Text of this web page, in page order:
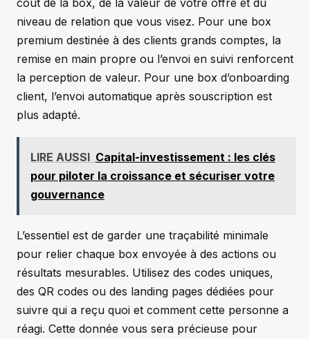
coût de la box, de la valeur de votre offre et du
niveau de relation que vous visez. Pour une box
premium destinée à des clients grands comptes, la
remise en main propre ou l’envoi en suivi renforcent
la perception de valeur. Pour une box d’onboarding
client, l’envoi automatique après souscription est
plus adapté.
LIRE AUSSI Capital-investissement : les clés
pour piloter la croissance et sécuriser votre
gouvernance
L’essentiel est de garder une traçabilité minimale
pour relier chaque box envoyée à des actions ou
résultats mesurables. Utilisez des codes uniques,
des QR codes ou des landing pages dédiées pour
suivre qui a reçu quoi et comment cette personne a
réagi. Cette donnée vous sera précieuse pour